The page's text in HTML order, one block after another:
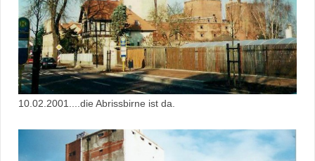
10.02.2001....die Abrissbirne ist da.